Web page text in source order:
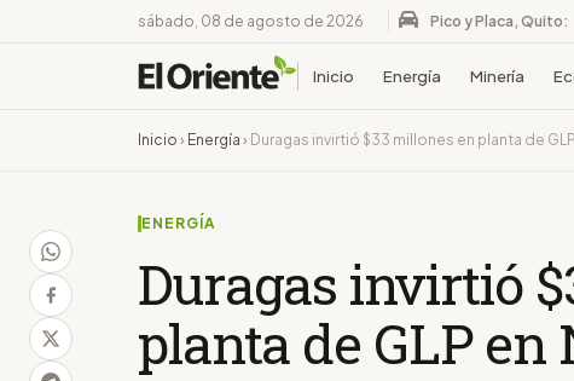
sábado, 08 de agosto de 2026 Pico y Placa, Quito:
Inicio Energía Minería
Inicio › Energía › Duragas invirtió $33 millones en planta de
ENERGÍA
Duragas invirtió
planta de GLP en